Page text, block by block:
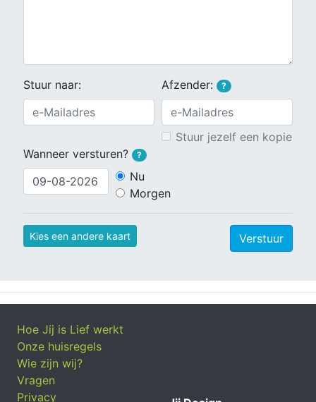
Stuur naar: Afzender: ?
Stuur jezelf een kopie
Wanneer versturen?
?
Nu
Morgen
Kies een andere kaart Verstuur
Hoe Jij is Lief werkt
Onze huisregels
Wie zijn wij?
Vragen
Privacy